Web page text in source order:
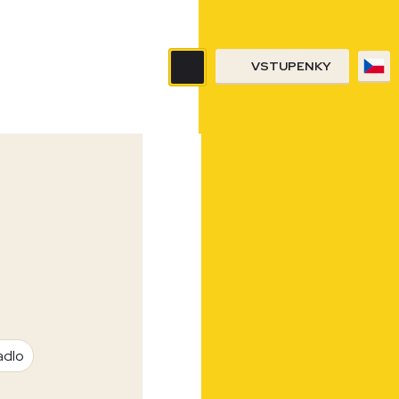
VSTUPENKY